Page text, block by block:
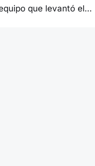
que levantó el…